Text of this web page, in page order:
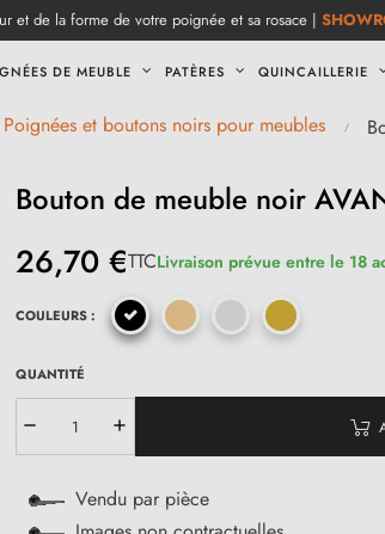
et de la forme de votre poignée et sa rosace |
DE MEUBLE PATÈRES QUINCAILLERIE
Poignées et boutons noirs pour meubles
Bouton de meuble noir
26,70 €TTCLivraison prévue entre le 18
COULEURS :
QUANTITÉ
Vendu par pièce